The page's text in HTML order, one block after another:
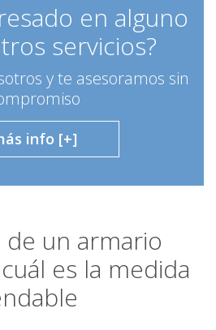
en alguno
servicios?
y te asesoramos sin
info [+]
un armario
es la medida